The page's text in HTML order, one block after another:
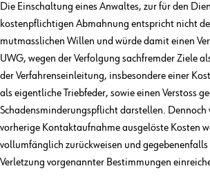
Die Einschaltung eines Anwaltes, zur für den
kostenpflichtigen Abmahnung entspricht nicht
mutmasslichen Willen und würde damit einen
UWG, wegen der Verfolgung sachfremder Ziele
der Verfahrenseinleitung, insbesondere einer
als eigentliche Triebfeder, sowie einen Verstoss
Schadensminderungspflicht darstellen. Dennoch
vorherige Kontaktaufnahme ausgelöste Kosten
vollumfänglich zurückweisen und
Verletzung vorgenannter Bestimmungen